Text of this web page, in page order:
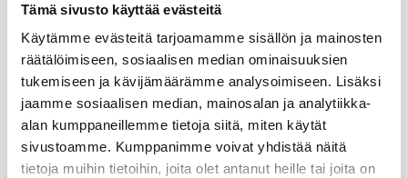
Tämä sivusto käyttää evästeitä
Käytämme evästeitä tarjoamamme sisällön ja mainosten
räätälöimiseen, sosiaalisen median ominaisuuksien
tukemiseen ja kävijämäärämme analysoimiseen. Lisäksi
jaamme sosiaalisen median, mainosalan ja analytiikka-
alan kumppaneillemme tietoja siitä, miten käytät
sivustoamme. Kumppanimme voivat yhdistää näitä
tietoja muihin tietoihin, joita olet antanut heille tai joita on
2026 1 km Sähkö Bilia | Polestar Helsinki
POLESTAR 4
LONG RANGE DUAL MOTOR PRIME